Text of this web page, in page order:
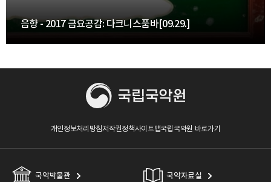
음향 - 2017 금요공감: 다크니스품바[09.29.]
개인정보처리방침저작권정책사이트맵국립국악원 바로가기
국악박물관 국악자료실